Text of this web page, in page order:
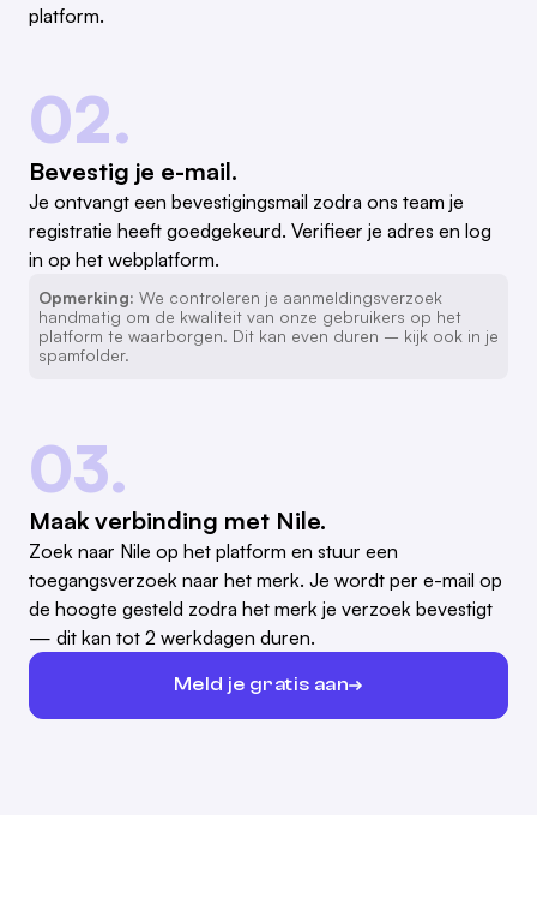
platform.
02.
Bevestig je e-mail.
Je ontvangt een bevestigingsmail zodra ons team je
registratie heeft goedgekeurd. Verifieer je adres en log
in op het webplatform.
Opmerking: We controleren je aanmeldingsverzoek
handmatig om de kwaliteit van onze gebruikers op het
platform te waarborgen. Dit kan even duren – kijk ook in je
spamfolder.
03.
Maak verbinding met Nile.
Zoek naar Nile op het platform en stuur een
toegangsverzoek naar het merk. Je wordt per e-mail op
de hoogte gesteld zodra het merk je verzoek bevestigt
— dit kan tot 2 werkdagen duren.
Meld je gratis aan